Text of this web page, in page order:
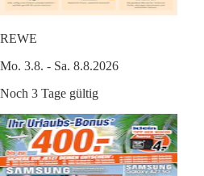
REWE
Mo. 3.8. - Sa. 8.8.2026
Noch 3 Tage gültig